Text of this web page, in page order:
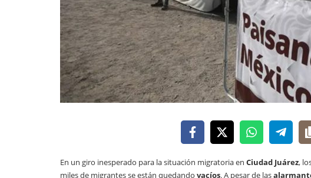
En un giro inesperado para la situación migratoria en Ciudad Juárez,
miles de migrantes se están quedando vacíos. A pesar de las